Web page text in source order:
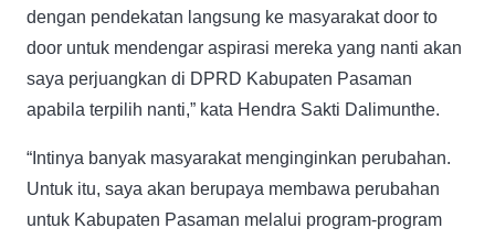
dengan pendekatan langsung ke masyarakat door to
door untuk mendengar aspirasi mereka yang nanti akan
saya perjuangkan di DPRD Kabupaten Pasaman
apabila terpilih nanti,” kata Hendra Sakti Dalimunthe.
“Intinya banyak masyarakat menginginkan perubahan.
Untuk itu, saya akan berupaya membawa perubahan
untuk Kabupaten Pasaman melalui program-program